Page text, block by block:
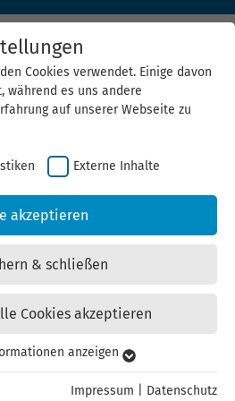
Empowerment 2.0:
weiten Pilotprojekt auf fünf
Rund 30.000 Hauseigentümer
zu Solarpotenzial,
Cookies verwendet. Einige davon
während es uns andere
auf unserer Webseite zu
Externe Inhalte
akzeptieren
& schließen
Cookies akzeptieren
für grundlegende Funktionen der
anzeigen
Impressum Datenschutz